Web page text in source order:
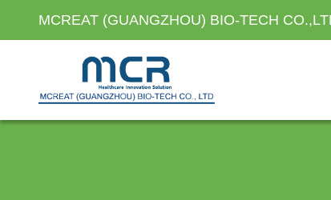
MCREAT (GUANGZHOU) BIO-TECH